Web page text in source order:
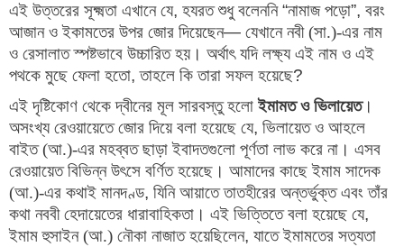
এই উত্তরের সূক্ষ্মতা এখানে যে, হযরত শুধু বলেননি “নামাজ পড়ো”, বরং
আজান ও ইকামতের উপর জোর দিয়েছেন— যেখানে নবী (সা.)-এর নাম
ও রেসালাত স্পষ্টভাবে উচ্চারিত হয়। অর্থাৎ যদি লক্ষ্য এই নাম ও এই
পথকে মুছে ফেলা হতো, তাহলে কি তারা সফল হয়েছে?
এই দৃষ্টিকোণ থেকে দ্বীনের মূল সারবস্তু হলো ইমামত ও ভিলায়েত
অসংখ্য রেওয়ায়েতে জোর দিয়ে বলা হয়েছে যে, ভিলায়েত ও আহলে
বাইত (আ.)-এর মহব্বত ছাড়া ইবাদতগুলো পূর্ণতা লাভ করে না। এসব
রেওয়ায়েত বিভিন্ন উৎসে বর্ণিত হয়েছে। আমাদের কাছে ইমাম সাদেক
(আ.)-এর কথাই মানদণ্ড, যিনি আয়াতে তাতহীরের অন্তর্ভুক্ত এবং তাঁর
কথা নববী হেদায়েতের ধারাবাহিকতা। এই ভিত্তিতে বলা হয়েছে যে
ইমাম হুসাইন (আ.) নৌকা নাজাত হয়েছিলেন, যাতে ইমামতের সত্যতা